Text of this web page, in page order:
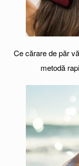
Ce cărare de păr
metodă